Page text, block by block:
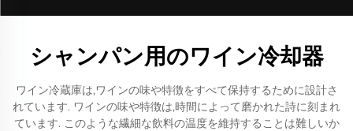
シャンパン用のワイン冷却器
ワイン冷蔵庫は,ワインの味や特徴をすべて保持するために設計さ
れています. ワインの味や特徴は,時間によって磨かれた詩に刻まれ
ています. このような繊細な飲料の温度を維持することは難しいか